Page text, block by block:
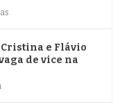
Cristina e Flávio
de vice na